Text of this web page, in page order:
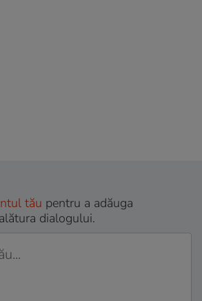
tău pentru a adăuga
dialogului.